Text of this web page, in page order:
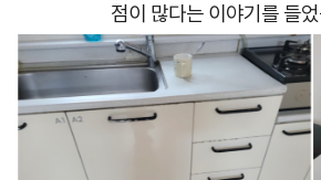
점이 많다는 이야기를 들